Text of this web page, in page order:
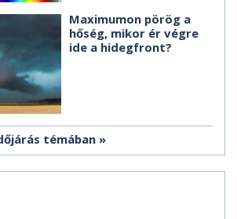
Maximumon pörög a
hőség, mikor ér végre
ide a hidegfront?
témában